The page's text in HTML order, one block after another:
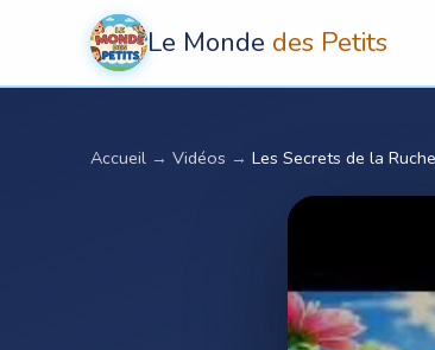
Le Monde des Petits
Accueil → Vidéos → Les Secrets de la